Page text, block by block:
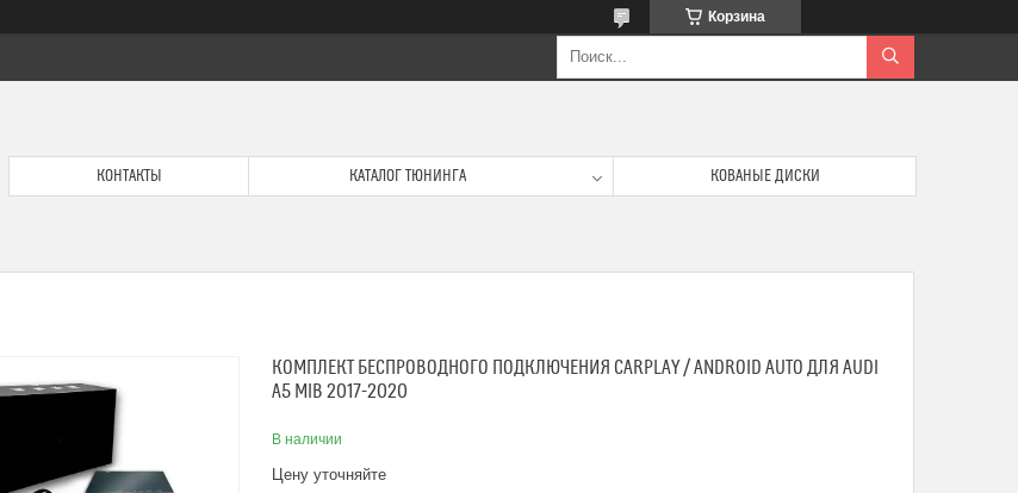
Корзина
КОНТАКТЫ КАТАЛОГ ТЮНИНГА КОВАНЫЕ ДИСКИ
КОМПЛЕКТ БЕСПРОВОДНОГО ПОДКЛЮЧЕНИЯ CARPLAY / ANDROID AUTO ДЛЯ AUDI
A5 MIB 2017-2020
В наличии
Цену уточняйте